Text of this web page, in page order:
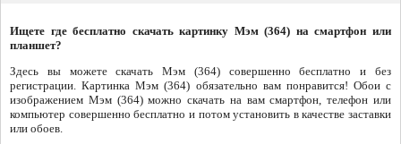
Ищете где бесплатно скачать картинку Мэм (364) на смартфон или
планшет?
Здесь вы можете скачать Мэм (364) совершенно бесплатно и без
регистрации. Картинка Мэм (364) обязательно вам понравится! Обои с
изображением Мэм (364) можно скачать на вам смартфон, телефон или
компьютер совершенно бесплатно и потом установить в качестве заставки
или обоев.